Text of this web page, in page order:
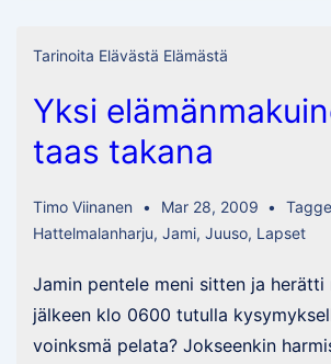
Tarinoita Elävästä Elämästä
Yksi
taas takana
Timo Viinanen Mar 28, 2009
Hattelmalanharju, Jami, Juuso, Lapset
Jamin pentele meni sitten ja herätti
jälkeen klo 0600 tutulla
voinksmä pelata? Jokseenkin